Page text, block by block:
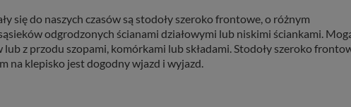
się do naszych czasów są stodoły szeroko frontowe, o różnym
odgrodzonych ścianami działowymi lub niskimi ściankami.
z przodu szopami, komórkami lub składami. Stodoły szeroko
na klepisko jest dogodny wjazd i wyjazd.